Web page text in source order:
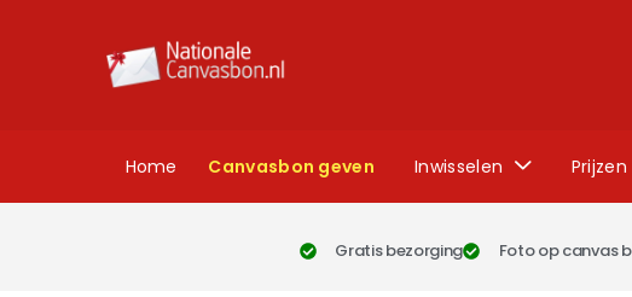
Home Canvasbon geven Inwisselen Prijzen
Gratis bezorging Foto op canvas